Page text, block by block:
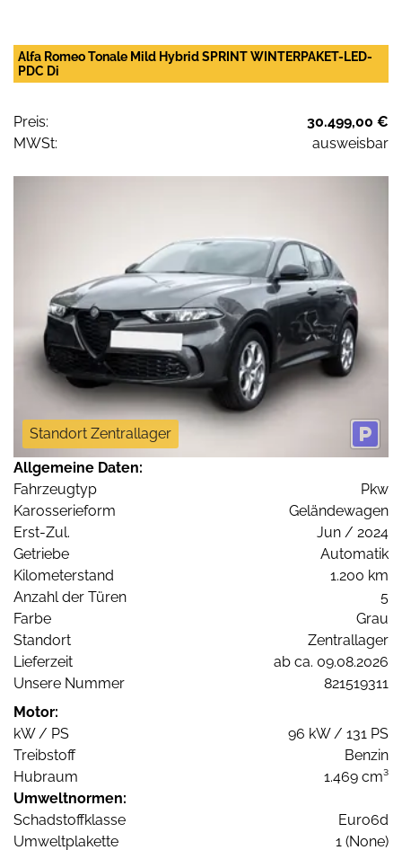
Alfa Romeo Tonale Mild Hybrid SPRINT WINTERPAKET-LED-
PDC Di
Preis:
30.499,00 €
MWSt:
ausweisbar
Standort Zentrallager
Allgemeine Daten:
Fahrzeugtyp
Pkw
Karosserieform
Geländewagen
Erst-Zul.
Jun / 2024
Getriebe
Automatik
Kilometerstand
1.200 km
Anzahl der Türen
5
Farbe
Grau
Standort
Zentrallager
Lieferzeit
ab ca. 09.08.2026
Unsere Nummer
821519311
Motor:
kW / PS
96 kW / 131 PS
Treibstoff
Benzin
Hubraum
1.469 cm³
Umweltnormen:
Schadstoffklasse
Euro6d
Umweltplakette
1 (None)